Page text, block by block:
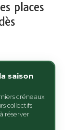
places
saison
créneaux
collectifs
réserver